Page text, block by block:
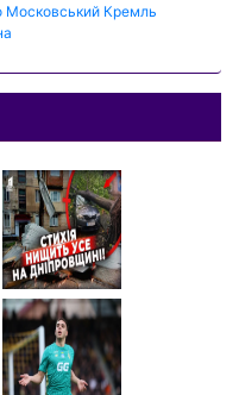
Московський Кремль